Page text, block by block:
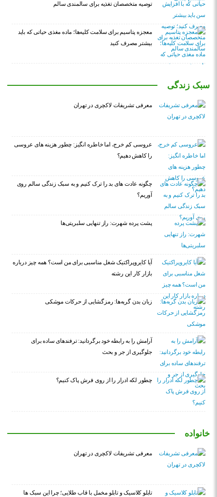
توصیه متخصصان تغذیه برای سالمندی سالم
معجزه پتاسیم برای سلامت کلیه‌ها؛ ماده مغذی حیاتی که باید
بیشتر مصرف کنید
سبک زندگی
معرفی تشریفات لاکچری در تهران
عروسی کم خرج، اما خاطره انگیز: چطور هزینه های عروسی
را کاهش دهیم؟
چگونه عادت‌ های بد را ترک کنیم و به سبک زندگی سالم روی
آوریم؟
پشت پرده شهرت: راز تنهایی سلبریتی‌ها
آیا کایروپراکتیک شغل مناسبی برای من است؟ همه چیز درباره
بازار کار این رشته
زبان بدن گربه‌ها: رمزگشایی از حرکات موشکی
آرامش را به رابطه خود برگردانید: ترفندهای ساده برای
جلوگیری از جر و بحث
چطور لکه ادرار را از روی فرش پاک کنیم؟
خانواده
معرفی تشریفات لاکچری در تهران
تابلو کلاسیک و تابلو مخمل با قاب طلایی؛ چرا این سبک ها